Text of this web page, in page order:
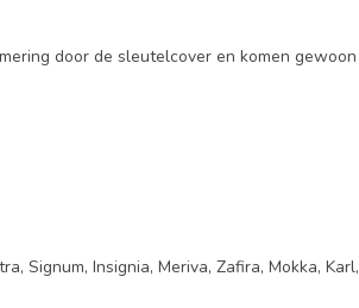
door de sleutelcover en komen gewoon
Signum, Insignia, Meriva, Zafira, Mokka, Karl,